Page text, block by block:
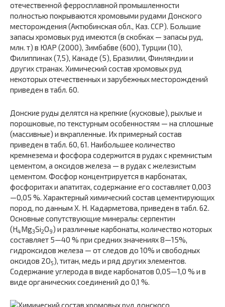
отечественной ферросплавной промышленности
полностью покрываются хромовыми рудами Донского
месторождения (Актюбинская обл., Каз. ССР). Большие
запасы хромовых руд имеются (в скобках — запасы руд,
млн. т) в ЮАР (2000), Зимбабве (600), Турции (10),
Филиппинах (7,5), Канаде (5), Бразилии, Финляндии и
других странах. Химический состав хромовых руд
некоторых отечественных и зарубежных месторождений
приведен в табл. 60.
Донские руды делятся на крепкие (кусковые), рыхлые и
порошковые, по текстурным особенностям — на сплошные
(массивные) и вкрапленные. Их примерный состав
приведен в табл. 60, 61. Наибольшее количество
кремнезема и фосфора содержится в рудах с кремнистым
цементом, а оксидов железа — в рудах с железистым
цементом. Фосфор концентрируется в карбонатах,
фосфоритах и апатитах, содержание его составляет 0,003
—0,05 %. Характерный химический состав цементирующих
пород, по данным X. Н. Кадарметова, приведен в табл. 62.
Основные сопутствующие минералы: серпентин
(Н4Мg3Si2O9) и различные карбонаты, количество которых
составляет 5—40 % при средних значениях 8—15%,
гидроксидов железа — от следов до 10% и свободных
оксидов 2O5), титан, медь и ряд других элементов.
Содержание углерода в виде карбонатов 0,05—1,0 % и в
виде органических соединений до 0,1 %.